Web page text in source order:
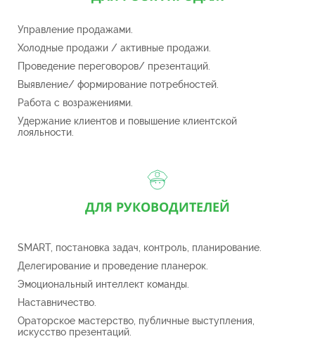
Управление продажами.
Холодные продажи / активные продажи.
Проведение переговоров/ презентаций.
Выявление/ формирование потребностей.
Работа с возражениями.
Удержание клиентов и повышение клиентской
лояльности.
ДЛЯ РУКОВОДИТЕЛЕЙ
SMART, постановка задач, контроль, планирование.
Делегирование и проведение планерок.
Эмоциональный интеллект команды.
Наставничество.
Ораторское мастерство, публичные выступления,
искусство презентаций.